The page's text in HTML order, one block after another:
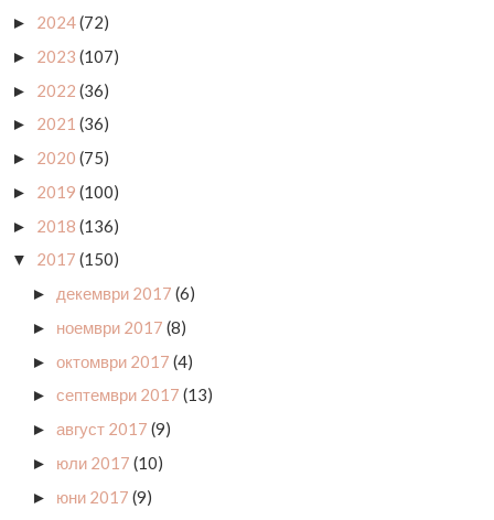
► 2024(72)
► 2023 (107)
► 2022 (36)
► 2021 (36)
► 2020 (75)
► 2019 (100)
► 2018 (136)
▼ 2017 (150)
► декември 2017 (6)
► ноември 2017 (8)
► октомври 2017 (4)
► септември 2017 (13)
► август 2017 (9)
► юли 2017 (10)
► юни 2017 (9)